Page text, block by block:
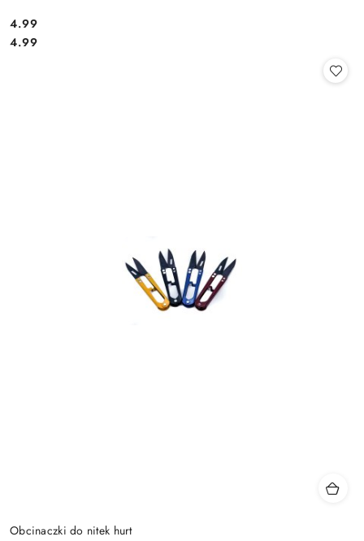
Cena:
4.99
Cena:
4.99
Obcinaczki do nitek hurt